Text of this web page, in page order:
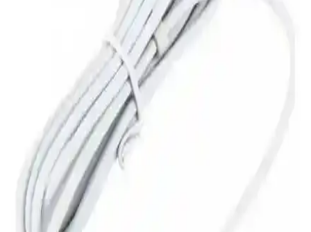
JBL T450BT ve Diğer Modeller İçin Uyumlu Kafa
Bandı Yenileme Seçenekleri ve Özellikleri
JBL T450BT, T500BT ve diğer modellerle uyumlu kafa bandı,
yüksek kaliteli malzemeleri ve konforu ile uzun süreli kullanım
sağlar, dayanıklılığı artırır ve kulaklık performansını korur.
Audeze LCD-4z Planar Manyetik Kulaklık
Sürücüleri: Dayanıklılık ve Üretim Süreçleri Analizi
Audeze LCD-4z planar manyetik kulaklıkların sürücüleri, ince
membran yapısı ve lazerle oyma üretim süreci nedeniyle kırılganlık
riski taşıyor. Kullanıcı desteği ve tamir süreçleri zorluklar içeriyor.
Nintendo Switch 2'nin Nvidia Tegra T239 Çipi ve
Onarılabilirlik Sorunları Üzerine Analiz